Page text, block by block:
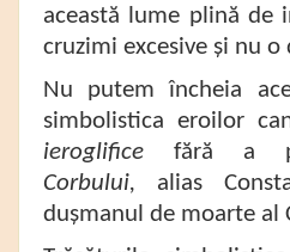
această lume plină
cruzimi excesive și nu
Nu putem încheia
simbolistica eroilor
ieroglifice fără a
Corbului, alias
dușmanul de moarte al